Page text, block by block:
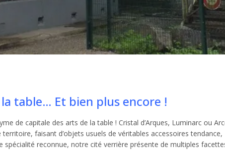
table… Et bien plus encore !
de capitale des arts de la table ! Cristal d’Arques, Luminarc ou
faisant d’objets usuels de véritables accessoires tendance,
reconnue, notre cité verrière présente de multiples